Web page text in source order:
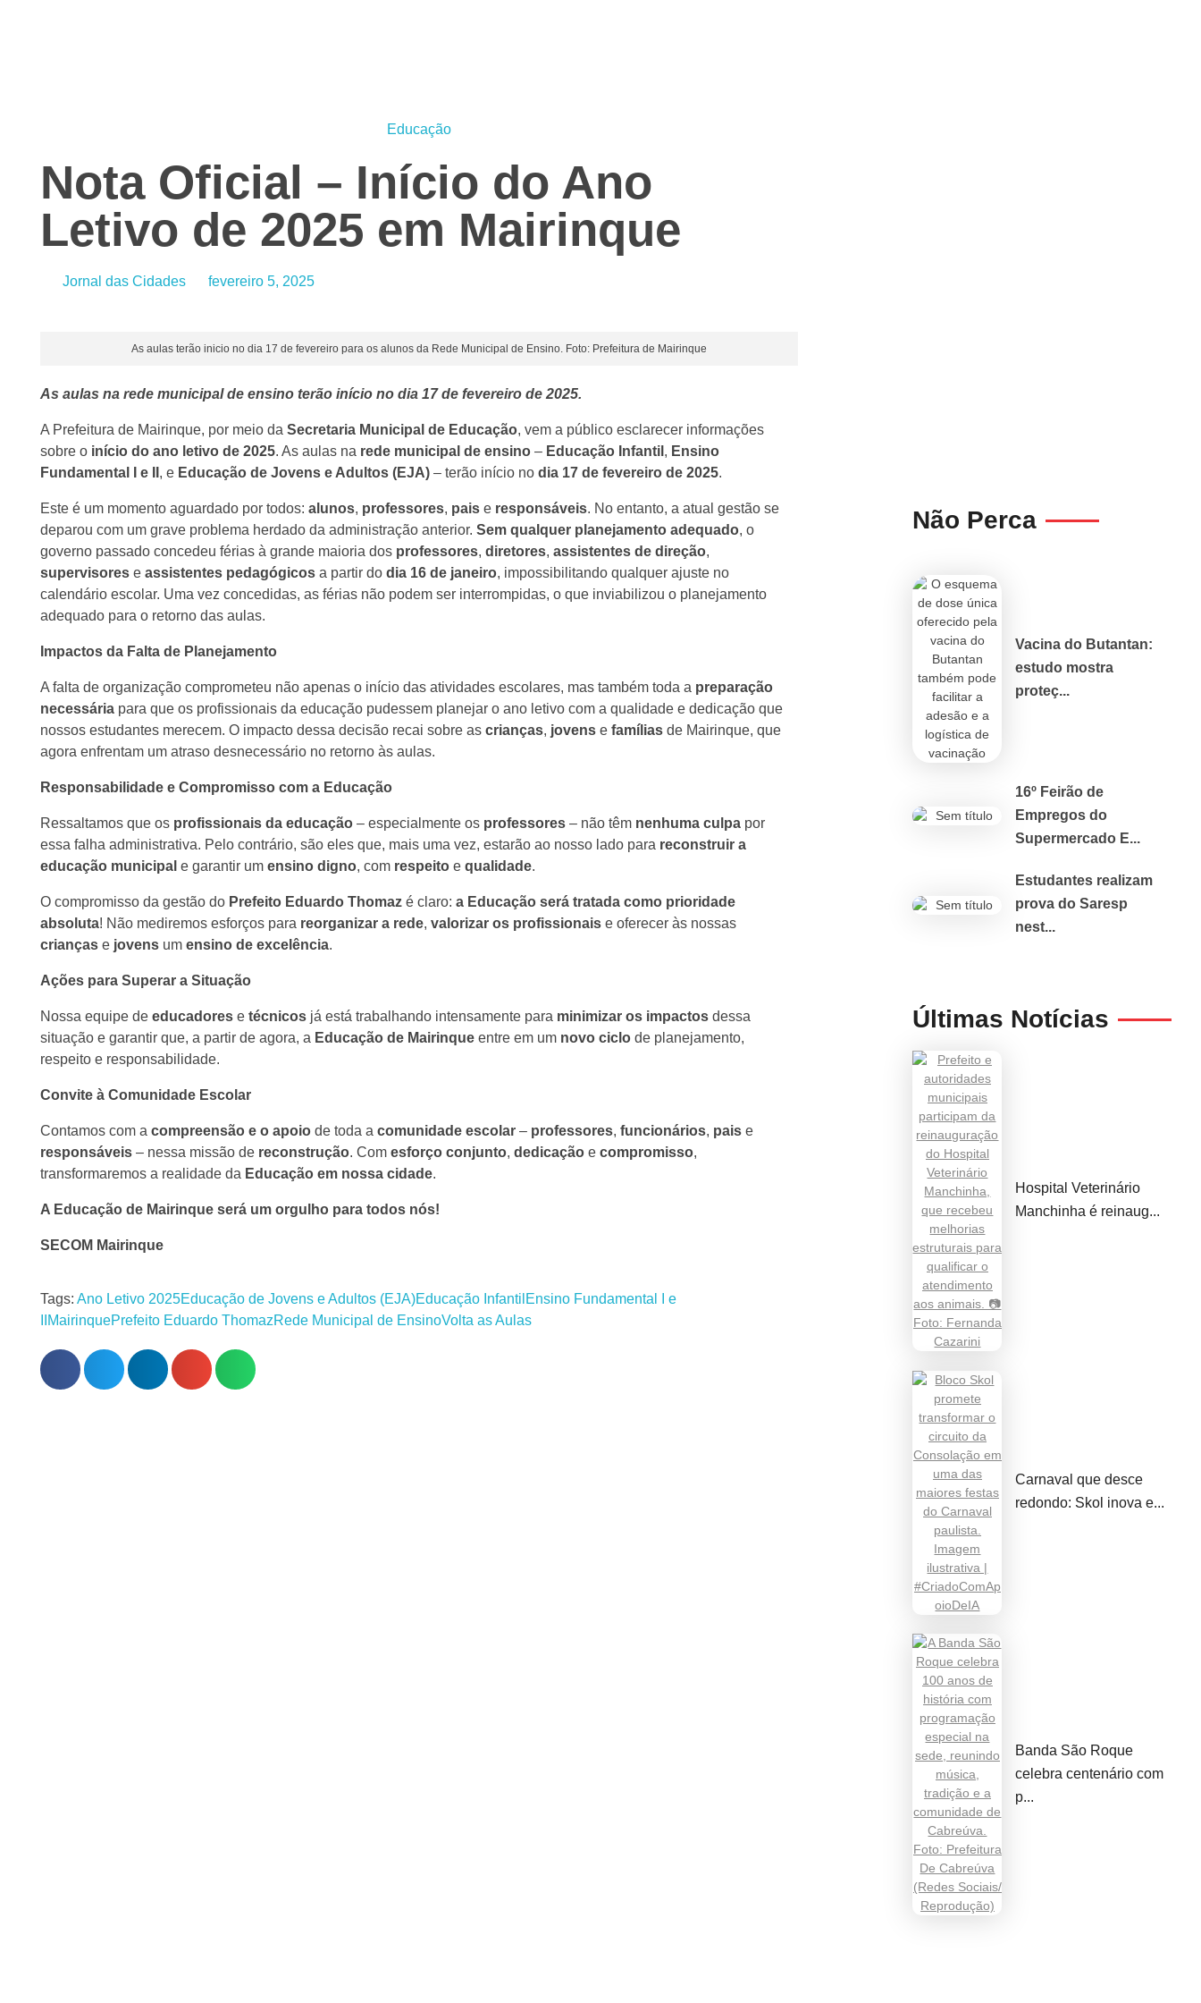
Educação
Nota Oficial – Início do Ano
Letivo de 2025 em Mairinque
Jornal das Cidades fevereiro 5, 2025
As aulas terão inicio no dia 17 de fevereiro para os alunos da Rede Municipal de Ensino. Foto: Prefeitura de Mairinque
As aulas na rede municipal de ensino terão início no dia 17 de fevereiro de 2025.
A Prefeitura de Mairinque, por meio da Secretaria Municipal de Educação, vem a público esclarecer informações
sobre o início do ano letivo de 2025. As aulas na rede municipal de ensino – Educação Infantil , Ensino
Fundamental I e II , e Educação de Jovens e Adultos (EJA) – terão início no dia 17 de fevereiro de 2025.
Este é um momento aguardado por todos: alunos, professores, pais e responsáveis. No entanto, a atual gestão se
deparou com um grave problema herdado da administração anterior. Sem qualquer planejamento adequado, o
governo passado concedeu férias à grande maioria dos professores, diretores, assistentes de direção,
supervisores e assistentes pedagógicos a partir do dia 16 de janeiro, impossibilitando qualquer ajuste no
calendário escolar. Uma vez concedidas, as férias não podem ser interrompidas, o que inviabilizou o planejamento
adequado para o retorno das aulas.
Impactos da Falta de Planejamento
A falta de organização comprometeu não apenas o início das atividades escolares, mas também toda a preparação
necessária para que os profissionais da educação pudessem planejar o ano letivo com a qualidade e dedicação que
nossos estudantes merecem. O impacto dessa decisão recai sobre as crianças, jovens e famílias de Mairinque, que
agora enfrentam um atraso desnecessário no retorno às aulas.
Responsabilidade e Compromisso com a Educação
Ressaltamos que os profissionais da educação – especialmente os professores – não têm nenhuma culpa por
essa falha administrativa. Pelo contrário, são eles que, mais uma vez, estarão ao nosso lado para reconstruir a
educação municipal e garantir um ensino digno, com respeito e qualidade.
O compromisso da gestão do Prefeito Eduardo Thomaz é claro: a Educação será tratada como prioridade
absoluta! Não mediremos esforços para reorganizar a rede, valorizar os profissionais e oferecer às nossas
crianças e jovens um ensino de excelência.
Ações para Superar a Situação
Nossa equipe de educadores e técnicos já está trabalhando intensamente para minimizar os impactos dessa
situação e garantir que, a partir de agora, a Educação de Mairinque entre em um novo ciclo de planejamento,
respeito e responsabilidade.
Convite à Comunidade Escolar
Contamos com a compreensão e o apoio de toda a comunidade escolar – professores, funcionários, pais e
responsáveis – nessa missão de reconstrução. Com esforço conjunto, dedicação e compromisso,
transformaremos a realidade da Educação em nossa cidade.
A Educação de Mairinque será um orgulho para todos nós!
SECOM Mairinque
Tags: Ano Letivo 2025Educação de Jovens e Adultos (EJA)Educação Infantil Ensino Fundamental I e
MairinquePrefeito Eduardo ThomazRede Municipal de EnsinoVolta as Aulas
Não Perca
Vacina do Butantan:
estudo mostra
proteç...
16º Feirão de
Empregos do
Supermercado E...
Estudantes realizam
prova do Saresp
nest...
Últimas Notícias
Hospital Veterinário
Manchinha é reinaug...
Carnaval que desce
redondo: Skol inova e...
Banda São Roque
celebra centenário com
p...